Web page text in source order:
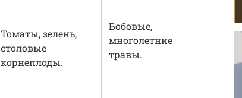
Томаты, зелень,
столовые
корнеплоды.
Бобовые,
многолетние
травы.